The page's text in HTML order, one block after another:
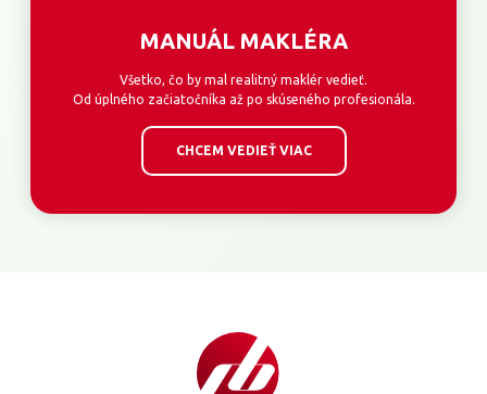
MANUÁL MAKLÉRA
Všetko, čo by mal realitný maklér vedieť.
Od úplného začiatočníka až po skúseného profesionála.
CHCEM VEDIEŤ VIAC